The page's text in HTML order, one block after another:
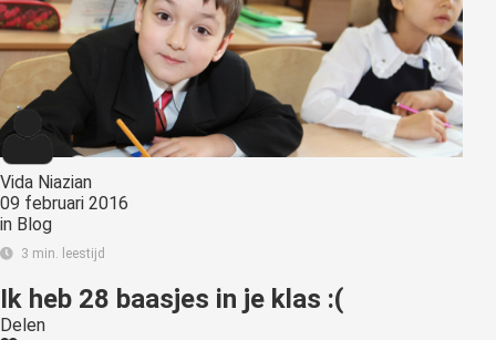
Vida Niazian
09 februari 2016
in Blog
3 min. leestijd
Ik heb 28 baasjes in je klas :(
Delen